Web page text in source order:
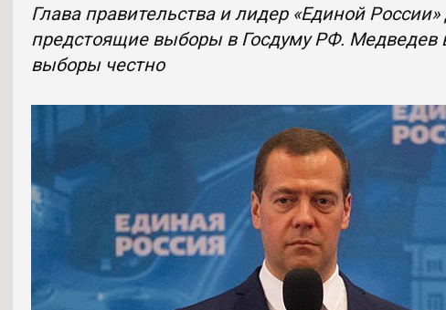
Глава правительства и лидер «Единой
предстоящие выборы в Госдуму РФ. Медведев
выборы честно